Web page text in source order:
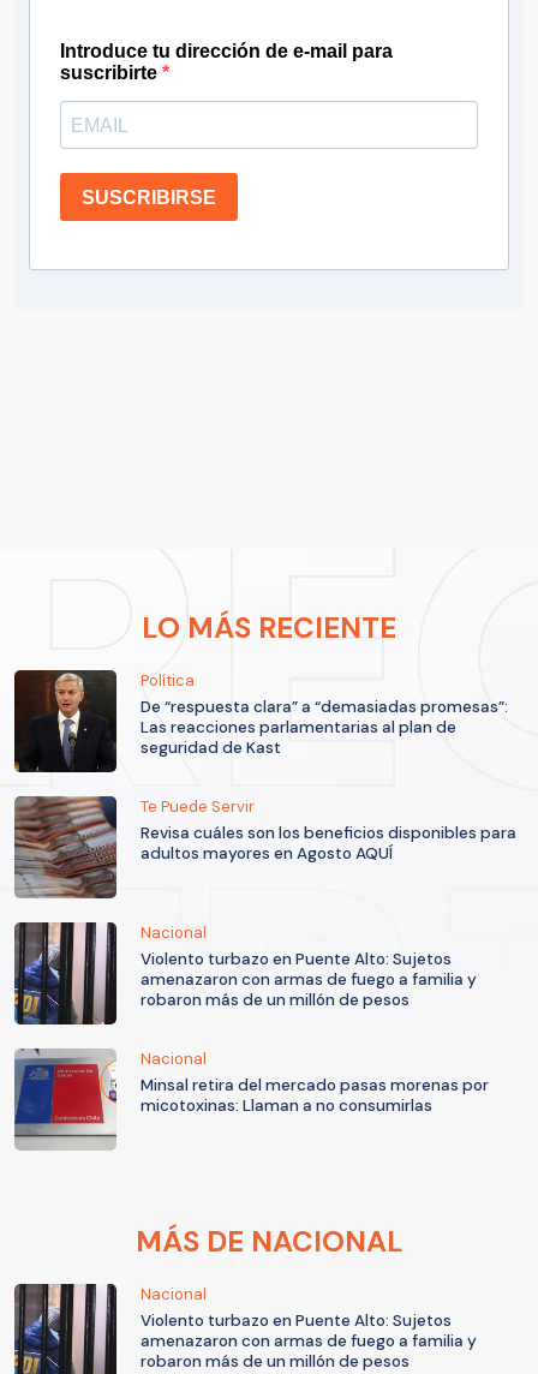
Introduce tu dirección de e-mail para
suscribirte
SUSCRIBIRSE
LO MÁS RECIENTE
Política
De “respuesta clara” a “demasiadas promesas”:
Las reacciones parlamentarias al plan de
seguridad de Kast
Te Puede Servir
Revisa cuáles son los beneficios disponibles para
adultos mayores en Agosto AQUÍ
Nacional
Violento turbazo en Puente Alto: Sujetos
amenazaron con armas de fuego a familia y
robaron más de un millón de pesos
Nacional
Minsal retira del mercado pasas morenas por
micotoxinas: Llaman a no consumirlas
MÁS DE NACIONAL
Nacional
Violento turbazo en Puente Alto: Sujetos
amenazaron con armas de fuego a familia y
robaron más de un millón de pesos